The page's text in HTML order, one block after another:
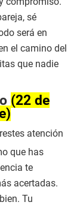
sé
será en
el camino del
que nadie
(22 de
atención
que has
te
acertadas.
Tu